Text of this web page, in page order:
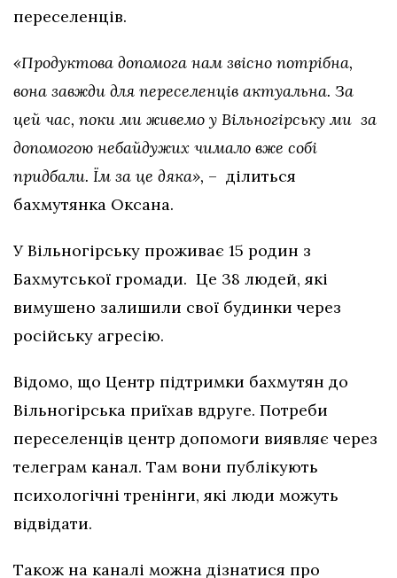
переселенців.
«Продуктова допомога нам звісно потрібна,
вона завжди для переселенців актуальна. За
цей час, поки ми живемо у Вільногірську ми за
допомогою небайдужих чимало вже собі
придбали. Їм за це дяка», – ділиться
бахмутянка Оксана.
У Вільногірську проживає 15 родин з
Бахмутської громади. Це 38 людей, які
вимушено залишили свої будинки через
російську агресію.
Відомо, що Центр підтримки бахмутян до
Вільногірська приїхав вдруге. Потреби
переселенців центр допомоги виявляє через
телеграм канал. Там вони публікують
психологічні тренінги, які люди можуть
відвідати.
Також на каналі можна дізнатися про